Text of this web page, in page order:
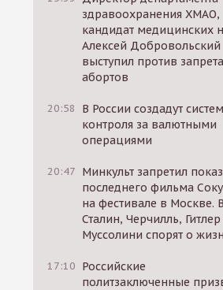
здравоохранения ХМАО,
кандидат медицинских
Алексей Добровольский
выступил против запрета
абортов
20:58
В России создадут
контроля за валютными
операциями
20:47 Минкульт запретил показ
последнего фильма
на фестивале в Москве.
Сталин, Черчилль, Гитлер
Муссолини спорят о
17:10 Российские
политзаключенные